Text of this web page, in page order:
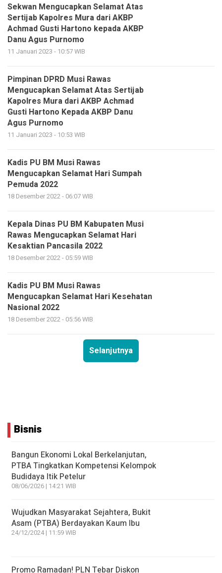
Sekwan Mengucapkan Selamat Atas
Sertijab Kapolres Mura dari AKBP
Achmad Gusti Hartono kepada AKBP
Danu Agus Purnomo
11 Januari 2023 - 10:57 WIB
Pimpinan DPRD Musi Rawas
Mengucapkan Selamat Atas Sertijab
Kapolres Mura dari AKBP Achmad
Gusti Hartono Kepada AKBP Danu
Agus Purnomo
11 Januari 2023 - 10:53 WIB
Kadis PU BM Musi Rawas
Mengucapkan Selamat Hari Sumpah
Pemuda 2022
18 Desember 2022 - 06:07 WIB
Kepala Dinas PU BM Kabupaten Musi
Rawas Mengucapkan Selamat Hari
Kesaktian Pancasila 2022
18 Desember 2022 - 05:59 WIB
Kadis PU BM Musi Rawas
Mengucapkan Selamat Hari Kesehatan
Nasional 2022
18 Desember 2022 - 05:56 WIB
Selanjutnya
Bisnis
Bangun Ekonomi Lokal Berkelanjutan,
PTBA Tingkatkan Kompetensi Kelompok
Budidaya Itik Petelur
08/06/2026 | 14:21 WIB
Wujudkan Masyarakat Sejahtera, Bukit
Asam (PTBA) Berdayakan Kaum Ibu
24/12/2024 | 11:59 WIB
Promo Ramadan! PLN Tebar Diskon